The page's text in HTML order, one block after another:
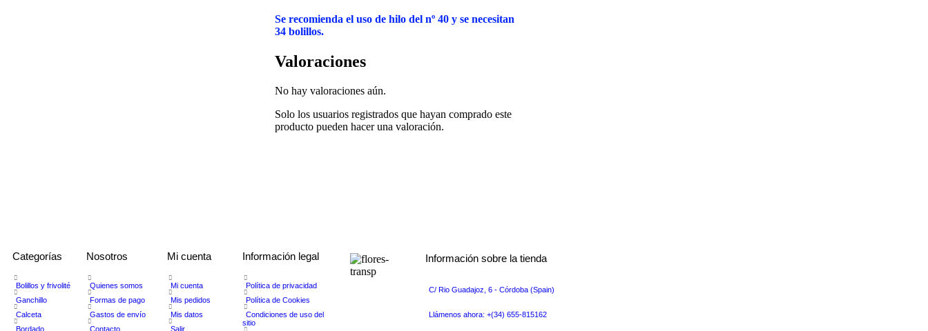
Se recomienda el uso de hilo del nº 40 y se necesitan
34 bolillos.
Valoraciones
No hay valoraciones aún.
Solo los usuarios registrados que hayan comprado este
producto pueden hacer una valoración.
Categorías
Bolillos y frivolité
Ganchillo
Calceta
Bordado
Nosotros
Quienes somos
Formas de pago
Gastos de envío
Contacto
Mi cuenta
Mi cuenta
Mis pedidos
Mis datos
Salir
Información legal
Política de privacidad
Política de Cookies
Condiciones de uso del
sitio
Información sobre la tienda
C/ Rio Guadajoz, 6 - Córdoba (Spain)
Llámenos ahora: +(34) 655-815162